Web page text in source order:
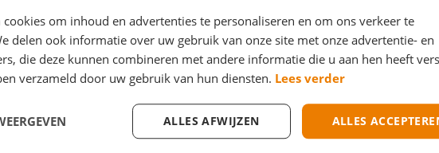
EHBO
Stuwband versus tourniquet: een
NIEUWS
cookies om inhoud en advertenties te personaliseren en om ons verkeer te
delen ook informatie over uw gebruik van onze site met onze advertentie- en
die deze kunnen combineren met andere informatie die u aan hen heeft
verzameld door uw gebruik van hun diensten. Lees verder
ALLES
ALLES AFWIJZEN